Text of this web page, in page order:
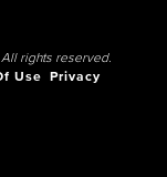
rights reserved.
Use
Privacy